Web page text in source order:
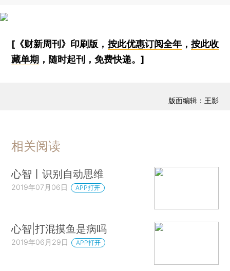
[《财新周刊》印刷版， 按此优惠订阅全年， 按此收
藏单期 ，随时起刊，免费快递。]
版面编辑：王影
相关阅读
心智丨识别自动思维
2019年07月06日 APP打开
心智|打混摸鱼是病吗
2019年06月29日 APP打开